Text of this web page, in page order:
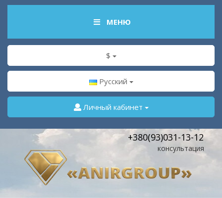
МЕНЮ
$
Русский
Личный кабинет
+380(93)031-13-12
консультация